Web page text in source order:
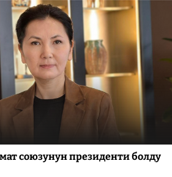
союзунун президенти болду